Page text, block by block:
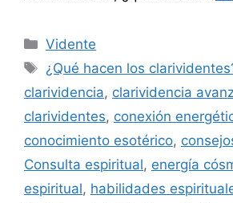
Categorías
Vidente
Etiquetas
¿Qué hacen los
clarividencia, clarividencia
clarividentes, conexión
conocimiento esotérico,
Consulta espiritual, energía
espiritual, habilidades